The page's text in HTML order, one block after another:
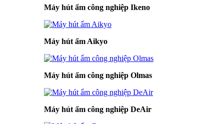
Máy hút ẩm công nghiệp Ikeno
Máy hút ẩm Aikyo
Máy hút ẩm công nghiệp Olmas
Máy hút ẩm công nghiệp DeAir